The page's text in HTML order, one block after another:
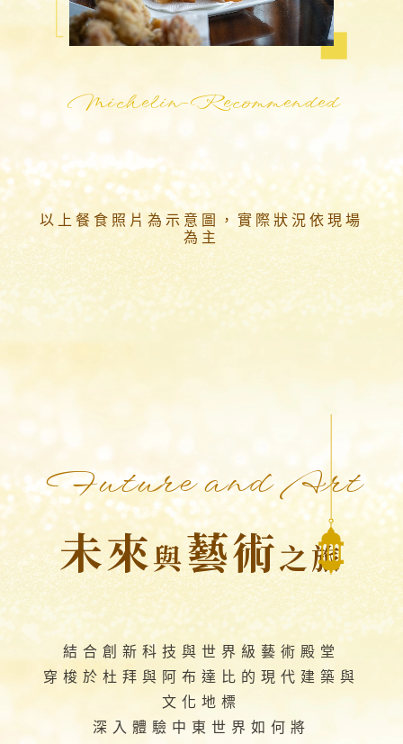
Michelin-Recommended
以上餐食照片為示意圖，實際狀況依現場
為主
Future and Art
未來與藝術之旅
結合創新科技與世界級藝術殿堂
穿梭於杜拜與阿布達比的現代建築與
文化地標
深入體驗中東世界如何將